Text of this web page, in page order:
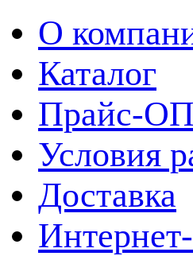
О
Каталог
Прайс-
Условия
Доставка